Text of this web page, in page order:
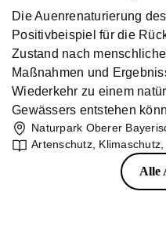
Die Auenrenaturierung
Positivbeispiel für die
Zustand nach
Maßnahmen und
Wiederkehr zu einem
Gewässers entstehen
Naturpark Oberer
Artenschutz, Klimaschutz,
Alle